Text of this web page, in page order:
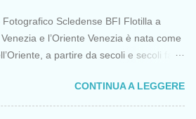
Fotografico Scledense BFI Flotilla a
e l’Oriente Venezia è nata come
a partire da secoli e secoli fa ai
veneziane divennero preziose
crociati diretti a Gerusalemme. Proprio
CONTINUA A LEGGERE